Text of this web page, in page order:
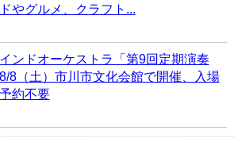
やグルメ、クラフト...
ンドオーケストラ「第9回定期演奏
8（土）市川市文化会館で開催、入場
約不要